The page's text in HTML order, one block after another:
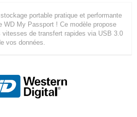
portable pratique et performante
WD My Passport ! Ce modèle propose
vitesses de transfert rapides via USB 3.0
vos données.